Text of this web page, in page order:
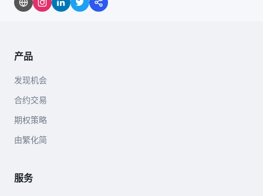
产品
发现机会
合约交易
期权策略
由繁化简
服务